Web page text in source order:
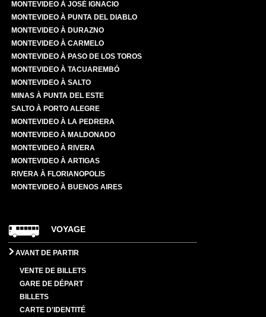
MONTEVIDEO À JOSÉ IGNACIO
MONTEVIDEO À PUNTA DEL DIABLO
MONTEVIDEO À DURAZNO
MONTEVIDEO À CARMELO
MONTEVIDEO À PASO DE LOS TOROS
MONTEVIDEO À TACUAREMBÓ
MONTEVIDEO À SALTO
MINAS À PUNTA DEL ESTE
SALTO À PORTO ALEGRE
MONTEVIDEO À LA PEDRERA
MONTEVIDEO À MALDONADO
MONTEVIDEO À RIVERA
MONTEVIDEO À ARTIGAS
RIVERA À FLORIANOPOLIS
MONTEVIDEO À BUENOS AIRES
VOYAGE
AVANT DE PARTIR
VENTE DE BILLETS
GARE DE DÉPART
BILLETS
CARTE D'IDENTITÉ